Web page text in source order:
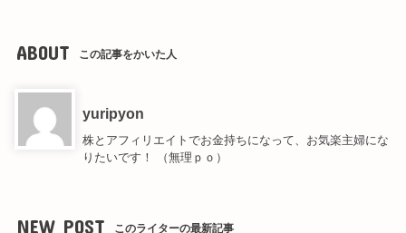
ABOUT この記事をかいた人
yuripyon
株とアフィリエイトでお金持ちになって、お気楽主婦にな
りたいです！ （無理ｐｏ）
NEW POST このライターの最新記事